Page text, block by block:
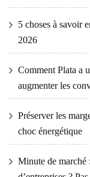
5 choses à savoir
2026
Comment Plata a
augmenter les
Préserver les
choc énergétique
Minute de marché